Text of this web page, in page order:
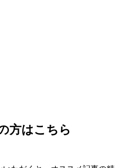
方はこちら